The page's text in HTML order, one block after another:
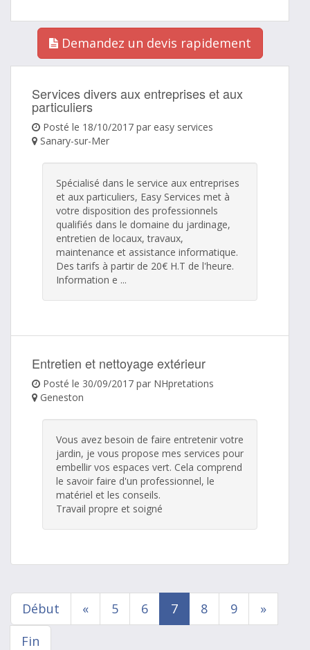
Demandez un devis rapidement
Services divers aux entreprises et aux
particuliers
Posté le 18/10/2017 par easy services
Sanary-sur-Mer
Spécialisé dans le service aux entreprises
et aux particuliers, Easy Services met à
votre disposition des professionnels
qualifiés dans le domaine du jardinage,
entretien de locaux, travaux,
maintenance et assistance informatique.
Des tarifs à partir de 20€ H.T de l'heure.
Information e ...
Entretien et nettoyage extérieur
Posté le 30/09/2017 par NHpretations
Geneston
Vous avez besoin de faire entretenir votre
jardin, je vous propose mes services pour
embellir vos espaces vert. Cela comprend
le savoir faire d'un professionnel, le
matériel et les conseils.
Travail propre et soigné
Début « 5 6 7 8 9
»
Fin